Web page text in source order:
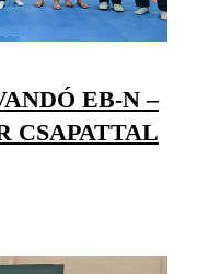
EB-N –
CSAPATTAL